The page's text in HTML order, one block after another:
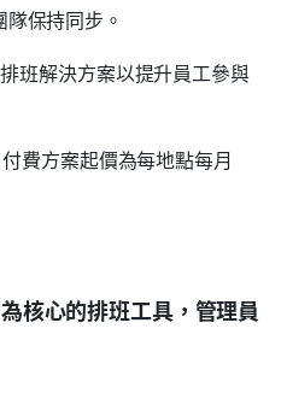
保持同步。
班解決方案以提升員工參與
費方案起價為每地點每月
核心的排班工具，管理員